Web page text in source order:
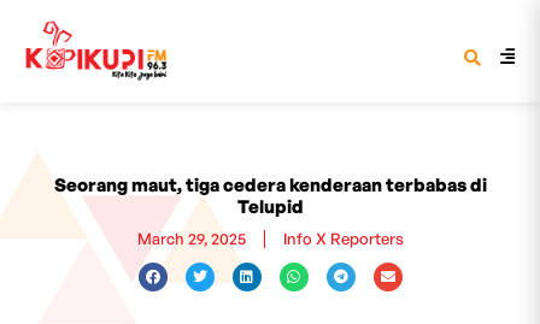
Seorang maut, tiga cedera kenderaan terbabas di
Telupid
March 29, 2025 Info X Reporters